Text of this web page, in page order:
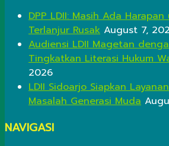
DPP LDII: Masih Ada
Terlanjur Rusak August 7,
Audiensi LDII Magetan
Tingkatkan Literasi Hukum
2026
LDII Sidoarjo Siapkan
Masalah Generasi Muda
NAVIGASI